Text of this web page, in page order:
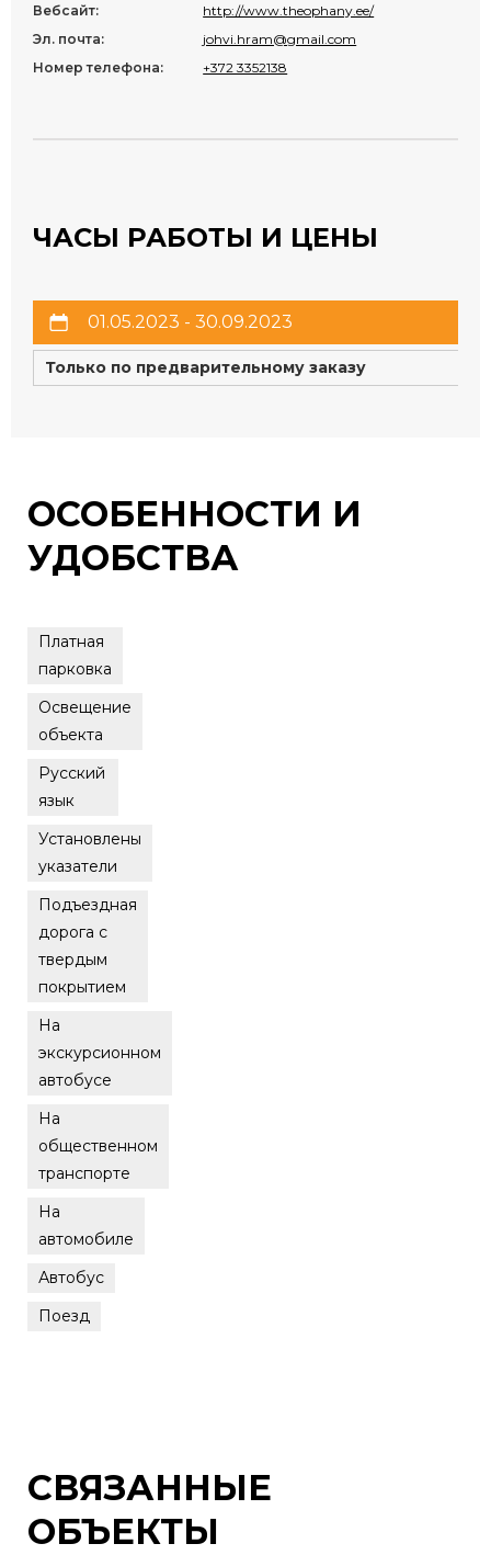
Вебсайт:
http://www.theophany.ee/
Эл. почта:
johvi.hram@gmail.com
Номер телефона:
+372 3352138
ЧАСЫ РАБОТЫ И ЦЕНЫ
01.05.2023 - 30.09.2023
Только по предварительному заказу
ОСОБЕННОСТИ И
УДОБСТВА
Платная
парковка
Освещение
объекта
Русский
язык
Установлены
указатели
Подъездная
дорога с
твердым
покрытием
На
экскурсионном
автобусе
На
общественном
транспорте
На
автомобиле
Автобус
Поезд
СВЯЗАННЫЕ
ОБЪЕКТЫ